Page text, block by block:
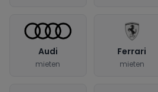
Audi
mieten
Ferrari
mieten